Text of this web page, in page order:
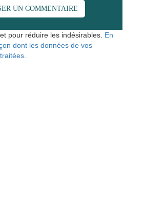
pour réduire les indésirables. En
dont les données de vos